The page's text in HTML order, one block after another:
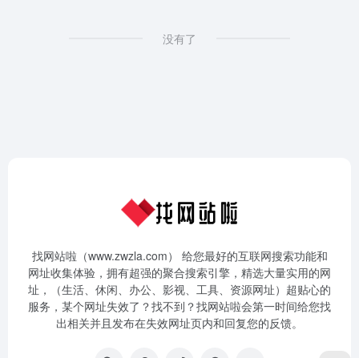
没有了
找网站啦（www.zwzla.com） 给您最好的互联网搜索功能和
网址收集体验，拥有超强的聚合搜索引擎，精选大量实用的网
址，（生活、休闲、办公、影视、工具、资源网址）超贴心的
服务，某个网址失效了？找不到？找网站啦会第一时间给您找
出相关并且发布在失效网址页内和回复您的反馈。